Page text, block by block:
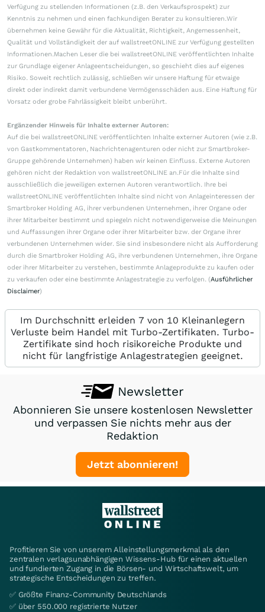
Verfügung zu stellenden Informationen (z.B. den Verkaufsprospekt) zur
Kenntnis zu nehmen und einen fachkundigen Berater zu konsultieren.Wir
übernehmen keine Gewähr für die Aktualität, Richtigkeit, Angemessenheit,
Qualität und Vollständigkeit der auf wallstreetONLINE zur Verfügung gestellten
Informationen.Machen Leser die bei wallstreetONLINE veröffentlichten Inhalte
zur Grundlage eigener Anlageentscheidungen, so geschieht dies auf eigenes
Risiko. Soweit rechtlich zulässig, schließen wir unsere Haftung für etwaige
direkt oder indirekt damit verbundene Vermögensschäden aus. Eine Haftung für
Vorsatz oder grobe Fahrlässigkeit bleibt unberührt.
Ergänzender Hinweis für Inhalte externer Autoren:
Auf die bei wallstreetONLINE veröffentlichten Inhalte externer Autoren (wie z.B.
von Gastkommentatoren, Nachrichtenagenturen oder nicht zur Smartbroker-
Gruppe gehörende Unternehmen) haben wir keinen Einfluss. Externe Autoren
gehören nicht der Redaktion von wallstreetONLINE an.Für die Inhalte sind
ausschließlich die jeweiligen externen Autoren verantwortlich. Ihre bei
wallstreetONLINE veröffentlichten Inhalte sind nicht von Anlageinteressen der
Smartbroker Holding AG, ihrer verbundenen Unternehmen, ihrer Organe oder
ihrer Mitarbeiter bestimmt und spiegeln nicht notwendigerweise die Meinungen
und Auffassungen ihrer Organe oder ihrer Mitarbeiter bzw. der Organe ihrer
verbundenen Unternehmen wider. Sie sind insbesondere nicht als Aufforderung
durch die Smartbroker Holding AG, ihre verbundenen Unternehmen, ihre Organe
oder ihrer Mitarbeiter zu verstehen, bestimmte Anlageprodukte zu kaufen oder
zu verkaufen oder eine bestimmte Anlagestrategie zu verfolgen. (Ausführlicher
Disclaimer)
Im Durchschnitt erleiden 7 von 10 Kleinanlegern
Verluste beim Handel mit Turbo-Zertifikaten. Turbo-
Zertifikate sind hoch risikoreiche Produkte und
nicht für langfristige Anlagestrategien geeignet.
Newsletter
Abonnieren Sie unsere kostenlosen Newsletter
und verpassen Sie nichts mehr aus der
Redaktion
Jetzt abonnieren!
Profitieren Sie von unserem Alleinstellungsmerkmal als den
zentralen verlagsunabhängigen Wissens-Hub für einen aktuellen
und fundierten Zugang in die Börsen- und Wirtschaftswelt, um
strategische Entscheidungen zu treffen.
✅ Größte Finanz-Community Deutschlands
✅ über 550.000 registrierte Nutzer